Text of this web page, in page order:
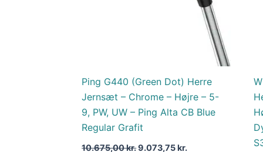
Ping G440 (Green Dot) Herre
Jernsæt – Chrome – Højre – 5-
9, PW, UW – Ping Alta CB Blue
Regular Grafit
10.675,00kr.9.073,75kr.